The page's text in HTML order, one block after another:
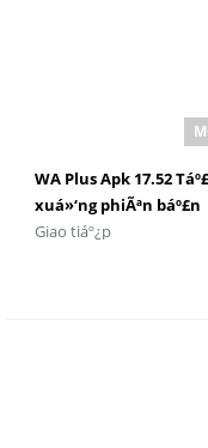
WA Plus Apk 17.52
xuá»‘ng phiÃªn báº£n
má»›i nháº¥t
Giao tiáº¿p